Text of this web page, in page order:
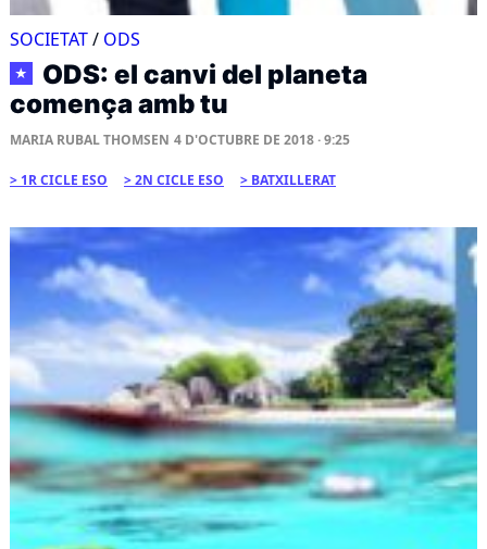
SOCIETAT/ ODS
★
ODS: el canvi del planeta
comença amb tu
MARIA RUBAL THOMSEN 4 D'OCTUBRE DE 2018 · 9:25
1R CICLE ESO 2N CICLE ESO BATXILLERAT